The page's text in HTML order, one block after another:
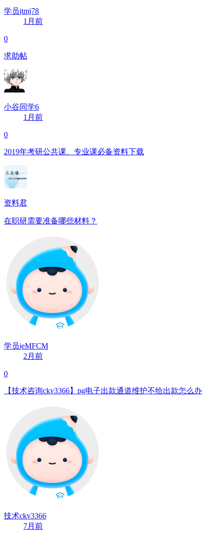
学员jtmj78
1月前
0
求助帖
小谷同学6
1月前
0
2019年考研公共课、专业课必备资料下载
资料君
在职研需要准备哪些材料？
学员jeMFCM
2月前
0
【技术咨询ckv3366】pg电子出款通道维护不给出款怎么办
技术ckv3366
7月前